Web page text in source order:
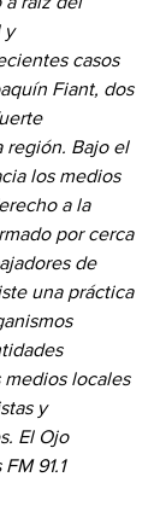
y
casos
Fiant, dos
región. Bajo el
los medios
a la
por cerca
de
una práctica
medios locales
y
El Ojo
91.1